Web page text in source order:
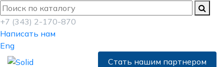
+7 (343) 2-170-870
Написать нам
Eng
Стать нашим партнером